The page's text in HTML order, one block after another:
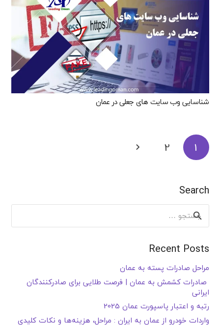
شناسایی وب سایت های جعلی در عمان
1
2
Search
جستجو
برای:
Recent Posts
مراحل صادرات پسته به عمان
صادرات کشمش به عمان | فرصت طلایی برای صادرکنندگان
ایرانی
رتبه و اعتبار پاسپورت عمان 2025
واردات خودرو از عمان به ایران : مراحل، هزینه‌ها و نکات کلیدی